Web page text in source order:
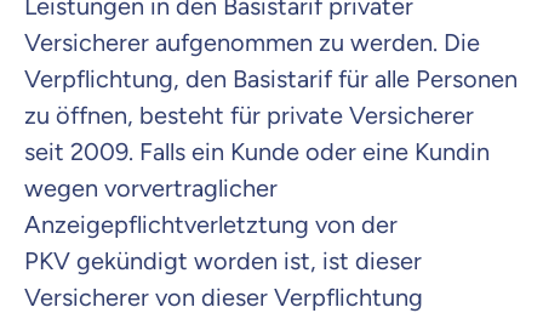
Leistungen in den Basistarif privater
Versicherer aufgenommen zu werden. Die
Verpflichtung, den Basistarif für alle Personen
zu öffnen, besteht für private Versicherer
seit 2009. Falls ein Kunde oder eine Kundin
wegen vorvertraglicher
Anzeigepflichtverletztung von der
PKV gekündigt worden ist, ist dieser
Versicherer von dieser Verpflichtung